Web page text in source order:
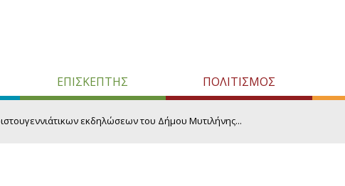
ΕΠΙΣΚΕΠΤΗΣ ΠΟΛΙΤΙΣΜΟΣ
εκδηλώσεων του Δήμου Μυτιλήνης...